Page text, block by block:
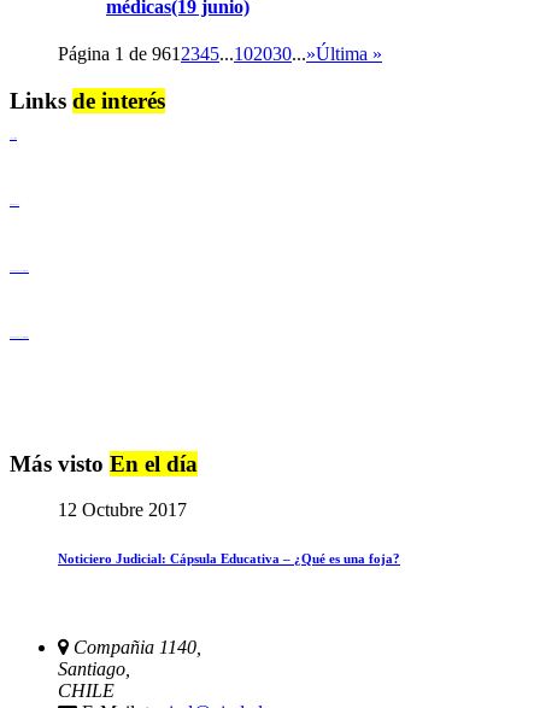
médicas(19 junio)
Página 1 de 961 2345...102030...»Última »
Links de interés
Más visto En el día
12 Octubre 2017
Noticiero Judicial: Cápsula Educativa – ¿Qué es una foja?
Compañia 1140,
Santiago,
CHILE